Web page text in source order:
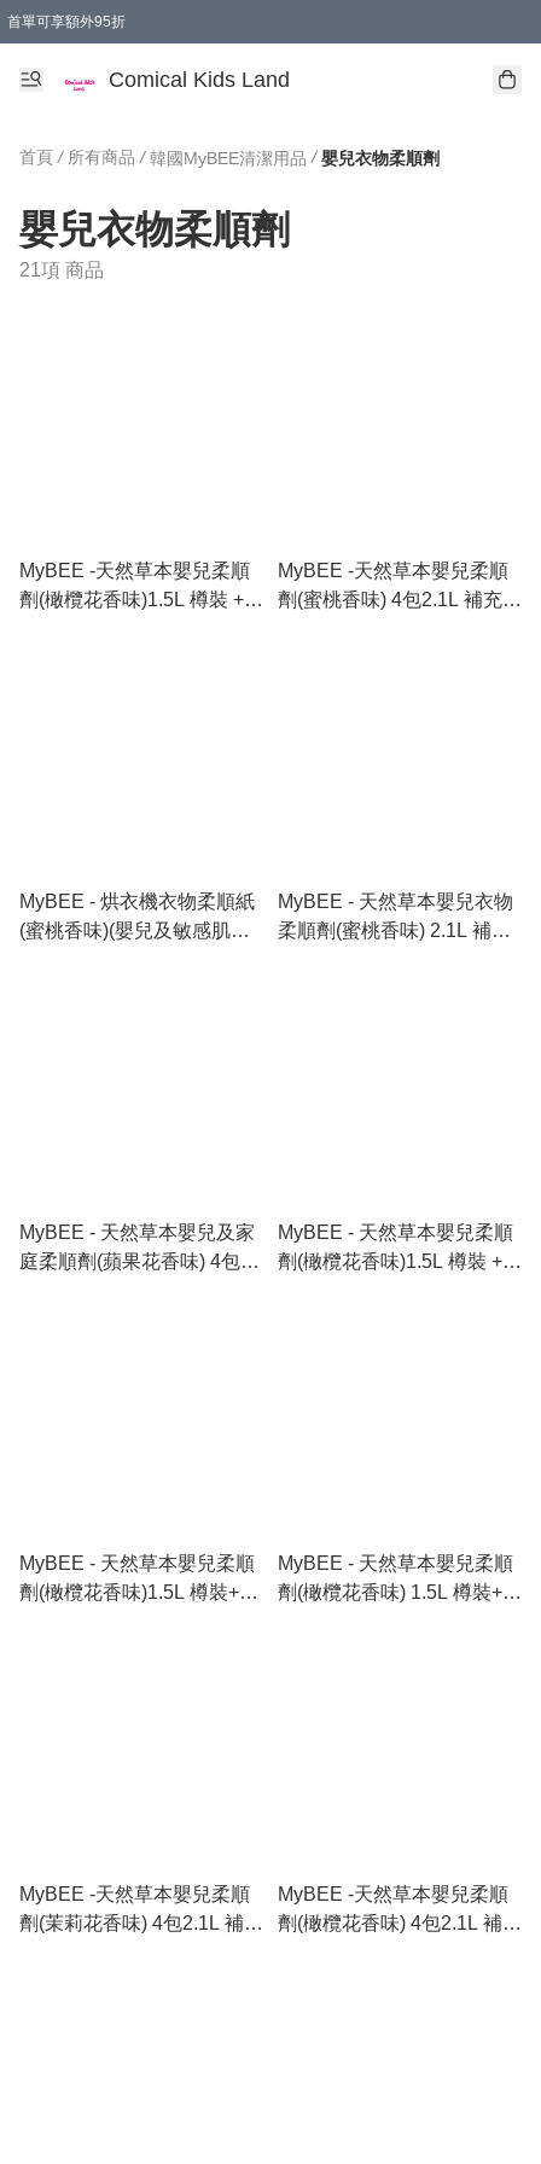
首單可享額外95折
Comical Kids Land
首頁 / 所有商品 / 韓國MyBEE清潔用品 / 嬰兒衣物柔順劑
嬰兒衣物柔順劑
21項 商品
MyBEE -天然草本嬰兒柔順
劑(橄欖花香味)1.5L 樽裝 +3
MyBEE -天然草本嬰兒柔順
劑(蜜桃香味) 4包2.1L 補充裝
MyBEE - 烘衣機衣物柔順紙
(蜜桃香味)(嬰兒及敏感肌適
MyBEE - 天然草本嬰兒衣物
柔順劑(蜜桃香味) 2.1L 補充
MyBEE - 天然草本嬰兒及家
庭柔順劑(蘋果花香味) 4包
MyBEE - 天然草本嬰兒柔順
劑(橄欖花香味)1.5L 樽裝 +3
MyBEE - 天然草本嬰兒柔順
劑(橄欖花香味)1.5L 樽裝+3
MyBEE - 天然草本嬰兒柔順
劑(橄欖花香味) 1.5L 樽裝+3
MyBEE -天然草本嬰兒柔順
劑(茉莉花香味) 4包2.1L 補充
MyBEE -天然草本嬰兒柔順
劑(橄欖花香味) 4包2.1L 補充